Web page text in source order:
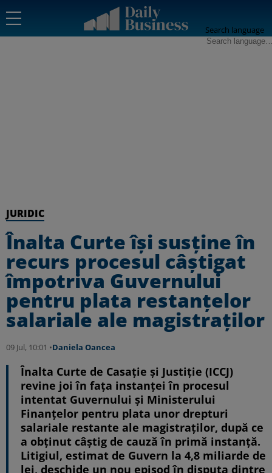
Search language
JURIDIC
Înalta Curte își susține în
recurs procesul câștigat
împotriva Guvernului
pentru plata restanțelor
salariale ale magistraților
09 Jul, 10:01 •Daniela Oancea
Înalta Curte de Casație și Justiție (ICCJ)
revine joi în fața instanței în procesul
intentat Guvernului și Ministerului
Finanțelor pentru plata unor drepturi
salariale restante ale magistraților, după ce
a obținut câștig de cauză în primă instanță.
Litigiul, estimat de Guvern la 4,8 miliarde de
lei, deschide un nou episod în disputa dintre